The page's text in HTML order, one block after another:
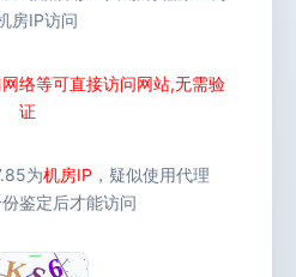
房IP访问
络等可直接访问网站,无需验
证
为机房IP ，疑似使用代理
鉴定后才能访问